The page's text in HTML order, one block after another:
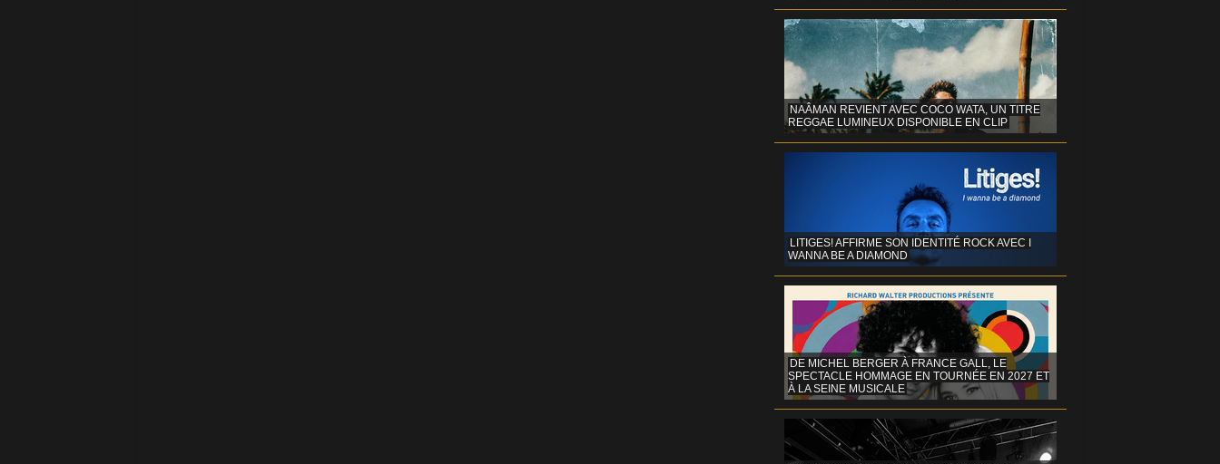
NAÂMAN REVIENT AVEC COCO WATA, UN TITRE
REGGAE LUMINEUX DISPONIBLE EN CLIP
LITIGES! AFFIRME SON IDENTITÉ ROCK AVEC I
WANNA BE A DIAMOND
DE MICHEL BERGER À FRANCE GALL, LE
SPECTACLE HOMMAGE EN TOURNÉE EN 2027 ET
À LA SEINE MUSICALE